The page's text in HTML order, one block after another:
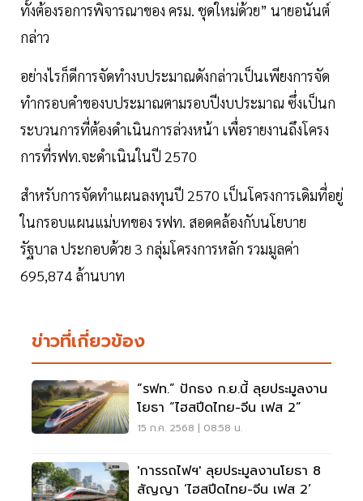
ทั้งต้องรอการพิจารณาของ ครม. ชุดใหม่ด้วย” นายอนันต์
กล่าว
อย่างไรก็ดีการจัดทำงบประมาณดังกล่าวเป็นเพียงการจัด
ทำกรอบคำของบประมาณตามรอบปีงบประมาณ ซึ่งเป็นก
ระบวนการที่ต้องดำเนินการล่วงหน้า เพื่อรายงานถึงโครง
การที่รฟท.จะดำเนินในปี 2570
สำหรับการจัดทำแผนลงทุนปี 2570 เป็นโครงการเดิมที่อยู่
ในกรอบแผนแม่บทของ รฟท. สอดคล้องกับนโยบาย
รัฐบาล ประกอบด้วย 3 กลุ่มโครงการหลัก รวมมูลค่า
695,874 ล้านบาท
ข่าวที่เกี่ยวข้อง
“รฟท.” ปักธง ก.ย.นี้ ลุยประมูลงาน
โยธา “ไฮสปีดไทย-จีน เฟส 2”
15 ก.ค. 2568 | 08:58 น.
'การรถไฟฯ' ลุยประมูลงานโยธา 8
สัญญา ‘ไฮสปีดไทย-จีน เฟส 2’